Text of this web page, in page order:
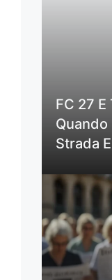
FC 27
Quando
Strada